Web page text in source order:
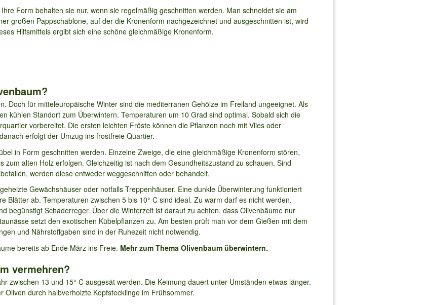
Form behalten sie nur, wenn sie regelmäßig geschnitten werden. Man schneidet sie am
großen Pappschablone, auf der die Kronenform nachgezeichnet und ausgeschnitten ist, wird
Hilfsmittels ergibt sich eine schöne gleichmäßige Kronenform.
Doch für mitteleuropäische Winter sind die mediterranen Gehölze im Freiland ungeeignet. Als
kühlen Standort zum Überwintern. Temperaturen um 10 Grad sind optimal. Sobald sich die
vorbereitet. Die ersten leichten Fröste können die Pflanzen noch mit Vlies oder
erfolgt der Umzug ins frostfreie Quartier.
in Form geschnitten werden. Einzelne Zweige, die eine gleichmäßige Kronenform stören,
zum alten Holz erfolgen. Gleichzeitig ist nach dem Gesundheitszustand zu schauen. Sind
werden diese entweder weggeschnitten oder behandelt.
Gewächshäuser oder notfalls Treppenhäuser. Eine dunkle Überwinterung funktioniert
Blätter ab. Temperaturen zwischen 5 bis 10° C sind ideal. Zu warm darf es nicht werden.
begünstigt Schaderreger. Über die Winterzeit ist darauf zu achten, dass Olivenbäume nur
setzt den exotischen Kübelpflanzen zu. Am besten prüft man vor dem Gießen mit dem
und Nährstoffgaben sind in der Ruhezeit nicht notwendig.
bereits ab Ende März ins Freie. Mehr zum Thema Olivenbaum überwintern.
vermehren?
zwischen 13 und 15° C ausgesät werden. Die Keimung dauert unter Umständen etwas länger.
Oliven durch halbverholzte Kopfstecklinge im Frühsommer.